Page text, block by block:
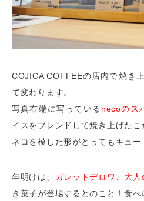
COJICA COFFEEの店内で焼き
て変わります。
写真右端に写っている necoのス
イスをブレンドして焼き上げたこ
ネコを模した形がとってもキュー
年明けは、 ガレットデロワ 大人
き菓子が登場するとのこと！食べ